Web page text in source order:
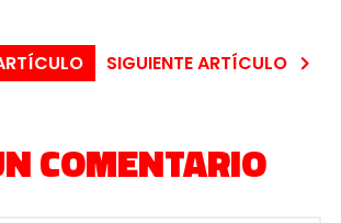
SIGUIENTE ARTÍCULO
COMENTARIO